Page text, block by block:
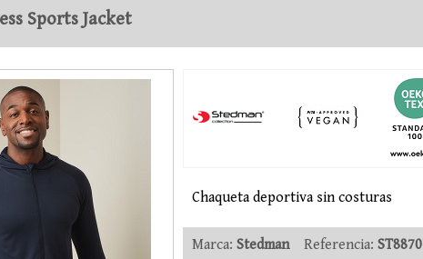
Sports Jacket
Chaqueta deportiva sin costuras
Marca: StedmanReferencia: ST8870